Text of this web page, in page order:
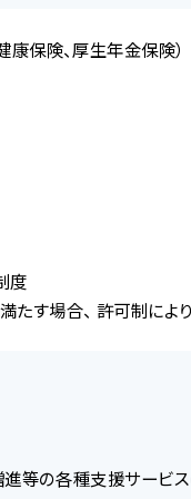
康保険、厚生年金保険）
度
す場合、 許可制によ
進等の各種支援サービ